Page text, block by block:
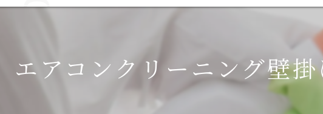
エアコンクリーニング壁